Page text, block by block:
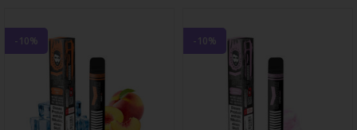
-10% -10%